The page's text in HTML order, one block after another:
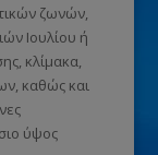
ζωνών,
Ιουλίου ή
κλίμακα,
καθώς και
ύψος